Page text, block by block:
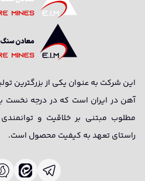
این شرکت به عنوان یکی از
آهن در ایران است که در درجه نخست
مطلوب مبتنی بر خلاقیت و
راستای تعهد به کیفیت محصول است.